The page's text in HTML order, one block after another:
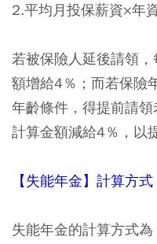
2.平均月投保薪資×年
若被保險人延後請領
額增給4％；而若保險
年齡條件，得提前請
計算金額減給4％，以
【失能年金】計算方式
失能年金的計算方式